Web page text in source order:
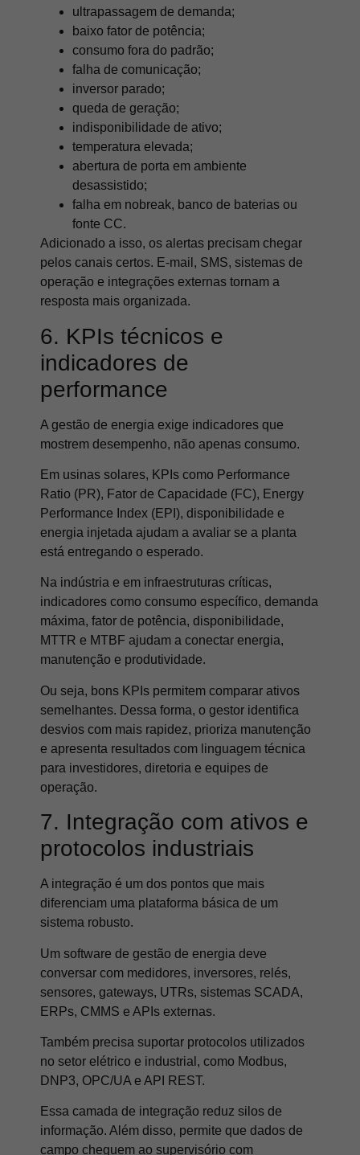
ultrapassagem de demanda;
baixo fator de potência;
consumo fora do padrão;
falha de comunicação;
inversor parado;
queda de geração;
indisponibilidade de ativo;
temperatura elevada;
abertura de porta em ambiente
desassistido;
falha em nobreak, banco de baterias ou
fonte CC.
Adicionado a isso, os alertas precisam chegar
pelos canais certos. E-mail, SMS, sistemas de
operação e integrações externas tornam a
resposta mais organizada.
6. KPIs técnicos e
indicadores de
performance
A gestão de energia exige indicadores que
mostrem desempenho, não apenas consumo.
Em usinas solares, KPIs como Performance
Ratio (PR), Fator de Capacidade (FC), Energy
Performance Index (EPI), disponibilidade e
energia injetada ajudam a avaliar se a planta
está entregando o esperado.
Na indústria e em infraestruturas críticas,
indicadores como consumo específico, demanda
máxima, fator de potência, disponibilidade,
MTTR e MTBF ajudam a conectar energia,
manutenção e produtividade.
Ou seja, bons KPIs permitem comparar ativos
semelhantes. Dessa forma, o gestor identifica
desvios com mais rapidez, prioriza manutenção
e apresenta resultados com linguagem técnica
para investidores, diretoria e equipes de
operação.
7. Integração com ativos e
protocolos industriais
A integração é um dos pontos que mais
diferenciam uma plataforma básica de um
sistema robusto.
Um software de gestão de energia deve
conversar com medidores, inversores, relés,
sensores, gateways, UTRs, sistemas SCADA,
ERPs, CMMS e APIs externas.
Também precisa suportar protocolos utilizados
no setor elétrico e industrial, como Modbus,
DNP3, OPC/UA e API REST.
Essa camada de integração reduz silos de
informação. Além disso, permite que dados de
campo cheguem ao supervisório com